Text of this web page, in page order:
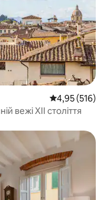
Середня
4,95 (516)
вежі XII століття